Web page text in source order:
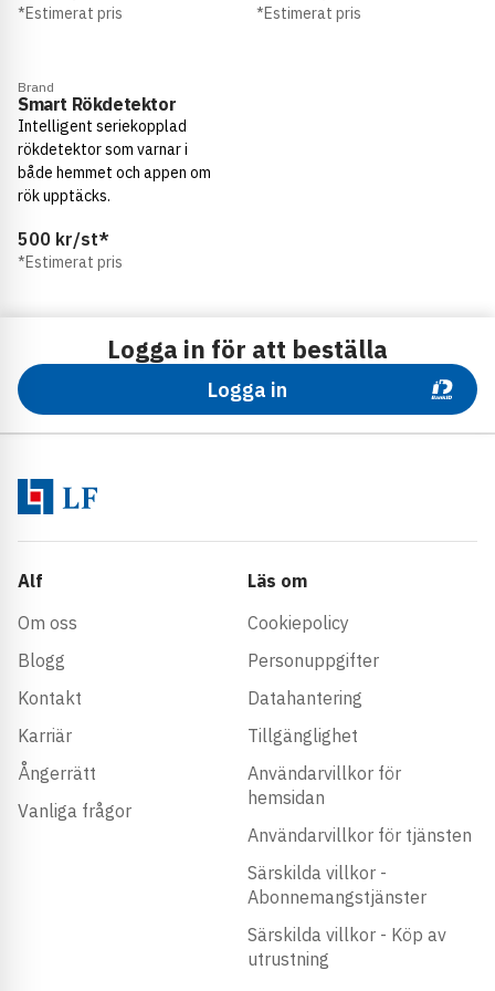
*Estimerat pris *Estimerat pris
Brand
Smart Rökdetektor
Intelligent seriekopplad
rökdetektor som varnar i
både hemmet och appen om
rök upptäcks.
500 kr/st*
*Estimerat pris
Logga in för att beställa
Logga in
Alf
Om oss
Blogg
Kontakt
Karriär
Ångerrätt
Vanliga frågor
Läs om
Cookiepolicy
Personuppgifter
Datahantering
Tillgänglighet
Användarvillkor för
hemsidan
Användarvillkor för tjänsten
Särskilda villkor -
Abonnemangstjänster
Särskilda villkor - Köp av
utrustning
Sörmland
Västernorrland